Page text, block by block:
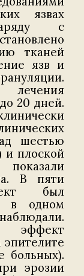
язвах
с
тканей
язв и
лечения
20 дней.
шестью
и плоской
В пяти
был
в одном
эффект
больных).
эрозии